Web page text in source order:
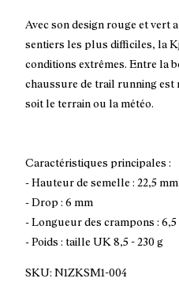
Avec son design rouge et vert
sentiers les plus difficiles, la
conditions extrêmes. Entre la
chaussure de trail running est
soit le terrain ou la météo.
Caractéristiques principales :
- Hauteur de semelle : 22,5
- Drop : 6 mm
- Longueur des crampons : 6,5
- Poids : taille UK 8,5 - 230 g
SKU: N1ZKSM1-004